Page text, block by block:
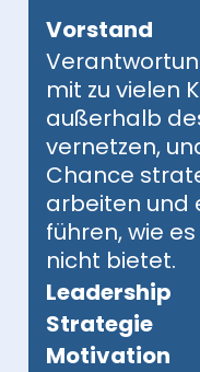
Vorstand
mit zu vielen
außerhalb
vernetzen,
Chance
arbeiten und
führen, wie
nicht bietet.‍‍
Leadership
Strategie
Motivation